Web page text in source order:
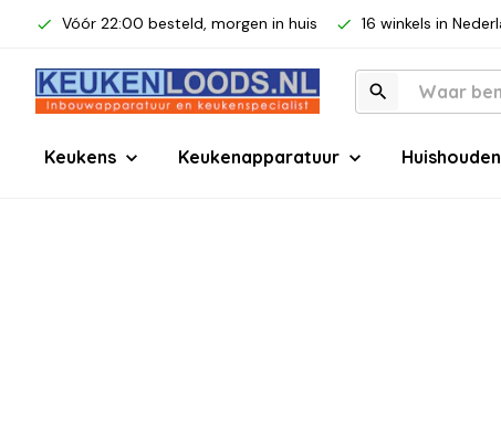
Vóór 22:00 besteld, morgen in huis 16 winkels in
Keukens Keukenapparatuur Huishouden